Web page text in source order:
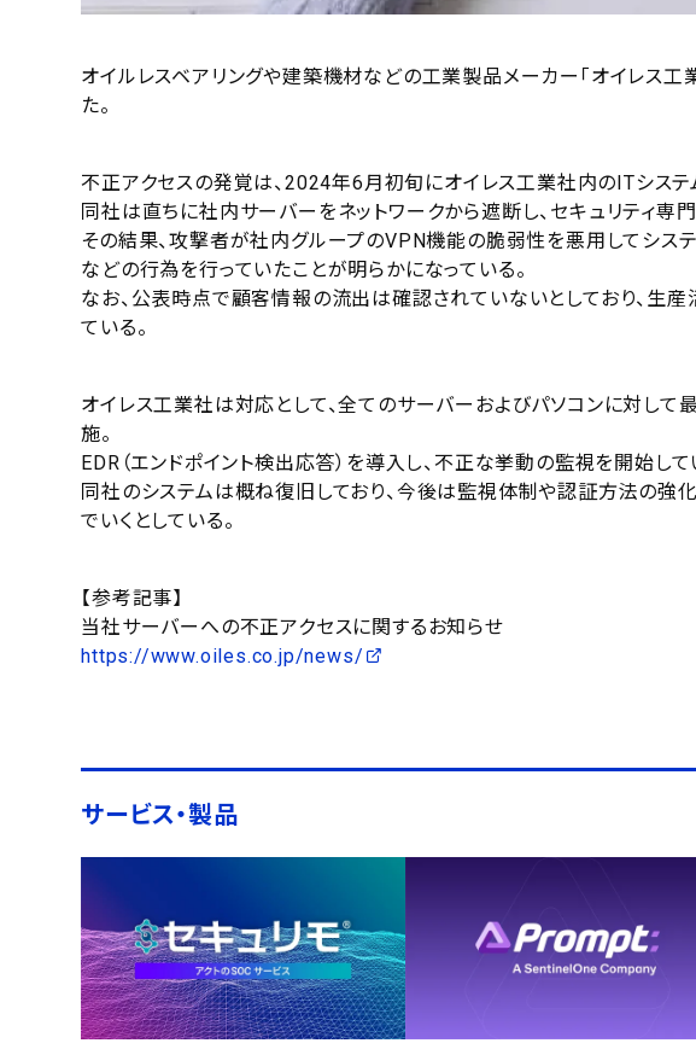
オイルレスベアリングや建築機材などの工業製品メーカー「オイレス工
た。
不正アクセスの発覚は、2024年6月初旬にオイレス工業社内のITシステ
同社は直ちに社内サーバーをネットワークから遮断し、セキュリティ専
その結果、攻撃者が社内グループのVPN機能の脆弱性を悪用してシス
などの行為を行っていたことが明らかになっている。
なお、公表時点で顧客情報の流出は確認されていないとしており、生
ている。
オイレス工業社は対応として、全てのサーバーおよびパソコンに対して
施。
EDR（エンドポイント検出応答）を導入し、不正な挙動の監視を開始して
同社のシステムは概ね復旧しており、今後は監視体制や認証方法の強
でいくとしている。
【参考記事】
当社サーバーへの不正アクセスに関するお知らせ
https://www.oiles.co.jp/news/
サービス・製品